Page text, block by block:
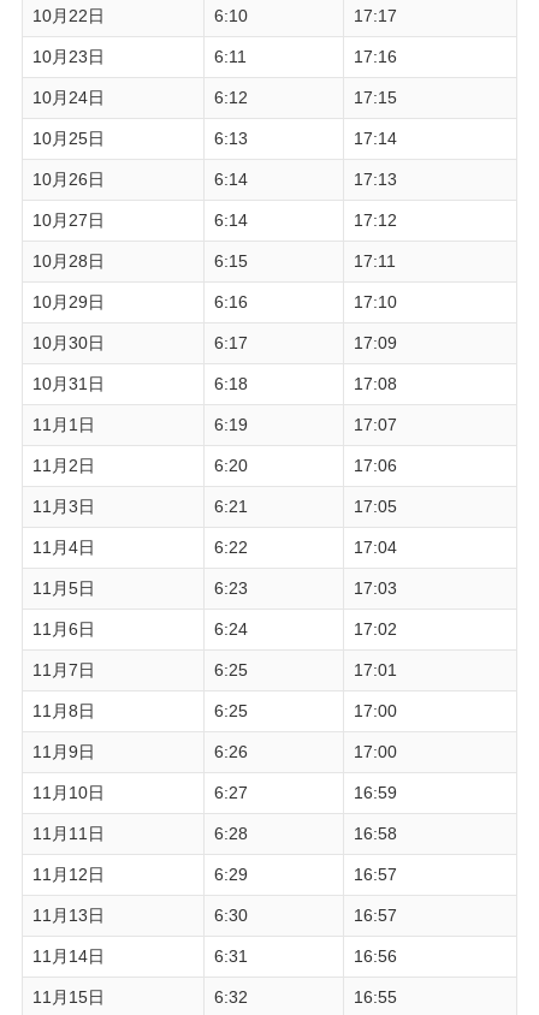
10月22日 6:10 17:17
10月23日 6:11 17:16
10月24日 6:12 17:15
10月25日 6:13 17:14
10月26日 6:14 17:13
10月27日 6:14 17:12
10月28日 6:15 17:11
10月29日 6:16 17:10
10月30日 6:17 17:09
10月31日 6:18 17:08
11月1日 6:19 17:07
11月2日 6:20 17:06
11月3日 6:21 17:05
11月4日 6:22 17:04
11月5日 6:23 17:03
11月6日 6:24 17:02
11月7日 6:25 17:01
11月8日 6:25 17:00
11月9日 6:26 17:00
11月10日 6:27 16:59
11月11日 6:28 16:58
11月12日 6:29 16:57
11月13日 6:30 16:57
11月14日 6:31 16:56
11月15日 6:32 16:55